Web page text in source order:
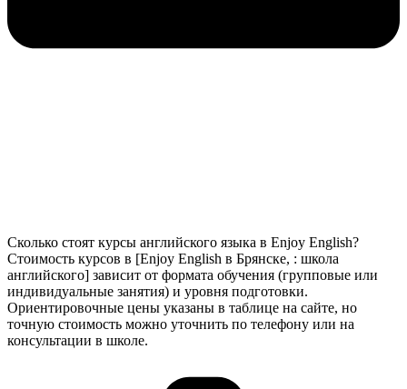
Сколько стоят курсы английского языка в Enjoy English?
Стоимость курсов в [Enjoy English в Брянске, : школа
английского] зависит от формата обучения (групповые или
индивидуальные занятия) и уровня подготовки.
Ориентировочные цены указаны в таблице на сайте, но
точную стоимость можно уточнить по телефону или на
консультации в школе.